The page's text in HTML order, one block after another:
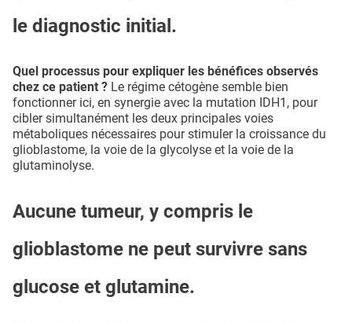
le diagnostic initial.
Quel processus pour expliquer les bénéfices observés
chez ce patient ? Le régime cétogène semble bien
fonctionner ici, en synergie avec la mutation IDH1, pour
cibler simultanément les deux principales voies
métaboliques nécessaires pour stimuler la croissance du
glioblastome, la voie de la glycolyse et la voie de la
glutaminolyse.
Aucune tumeur, y compris le
glioblastome ne peut survivre sans
glucose et glutamine.